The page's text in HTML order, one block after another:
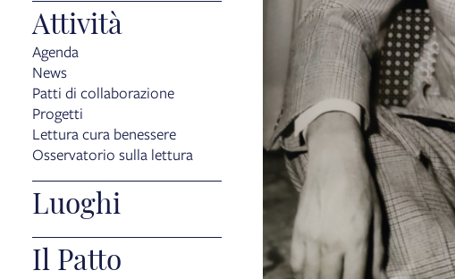
Attività
Agenda
News
Patti di collaborazione
Progetti
Lettura cura benessere
Osservatorio sulla lettura
Luoghi
Il Patto